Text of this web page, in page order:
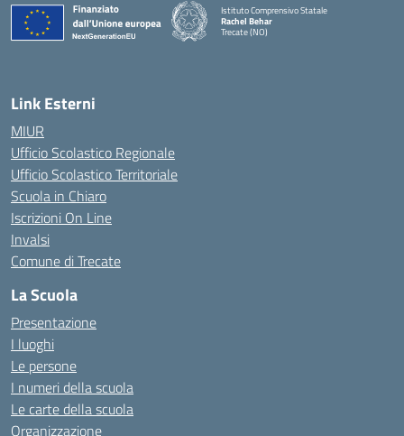
Istituto Comprensivo Statale
Rachel Behar
Trecate (NO)
Link Esterni
MIUR
Ufficio Scolastico Regionale
Ufficio Scolastico Territoriale
Scuola in Chiaro
Iscrizioni On Line
Invalsi
Comune di Trecate
La Scuola
Presentazione
I luoghi
Le persone
I numeri della scuola
Le carte della scuola
Organizzazione